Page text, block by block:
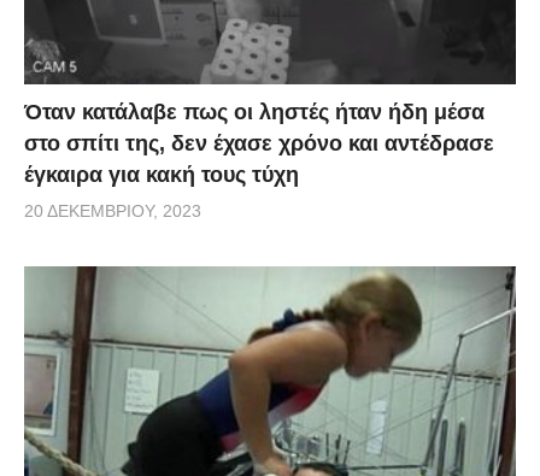
Όταν κατάλαβε πως οι ληστές ήταν ήδη μέσα
στο σπίτι της, δεν έχασε χρόνο και αντέδρασε
έγκαιρα για κακή τους τύχη
20 ΔΕΚΕΜΒΡΊΟΥ, 2023